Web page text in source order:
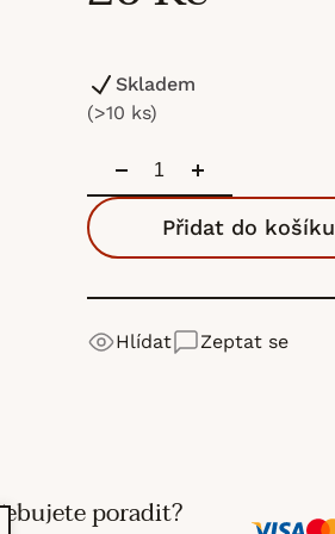
Skladem
(>10 ks)
Přidat do košíku
Zeptat se
Hlídat
poradit?